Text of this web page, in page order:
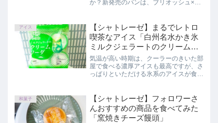
か？新発売のパンは、ブリオッシュ×つ
アイス
【シャトレーゼ】まるでレトロ
喫茶なアイス「白州名水かき氷
ミルクジェラートのクリームソ
ーダ 4個入」
気温が高い時期は、クーラーのきいた部
屋で食べる濃厚アイスも最高ですが、さ
っぱりといただける氷系のアイスが食べ
ラートのクリームソーダ 4個入」を正直
にレビューしています。
和菓子
【シャトレーゼ】フォロワーさ
んおすすめの商品を食べてみた
「窯焼きチーズ饅頭」